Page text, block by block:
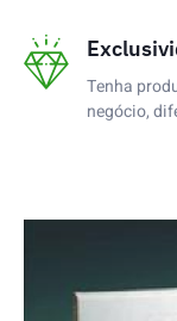
Tenha
negócio,